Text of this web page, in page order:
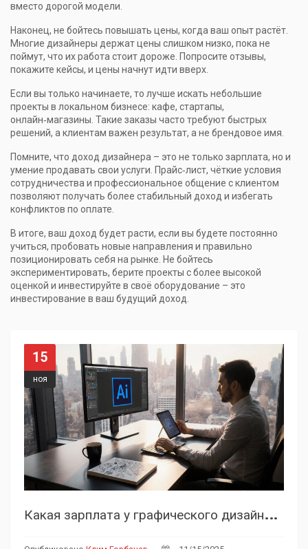
вместо дорогой модели.
Наконец, не бойтесь повышать цены, когда ваш опыт растёт.
Многие дизайнеры держат цены слишком низко, пока не
поймут, что их работа стоит дороже. Попросите отзывы,
покажите кейсы, и цены начнут идти вверх.
Если вы только начинаете, то лучше искать небольшие
проекты в локальном бизнесе: кафе, стартапы,
онлайн‑магазины. Такие заказы часто требуют быстрых
решений, а клиентам важен результат, а не брендовое имя.
Помните, что доход дизайнера – это не только зарплата, но и
умение продавать свои услуги. Прайс‑лист, чёткие условия
сотрудничества и профессиональное общение с клиентом
позволяют получать более стабильный доход и избегать
конфликтов по оплате.
В итоге, ваш доход будет расти, если вы будете постоянно
учиться, пробовать новые направления и правильно
позиционировать себя на рынке. Не бойтесь
экспериментировать, берите проекты с более высокой
оценкой и инвестируйте в своё оборудование – это
инвестирование в ваш будущий доход.
15
ноя
К
акая зарплата у графического дизайнера в Америке в 2025 году?